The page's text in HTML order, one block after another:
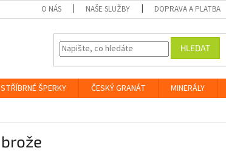
O NÁS NAŠE SLUŽBY DOPRAVA A PLATBA
HLEDAT
STŘÍBRNÉ ŠPERKY ČESKÝ GRANÁT MINERÁLY
brože